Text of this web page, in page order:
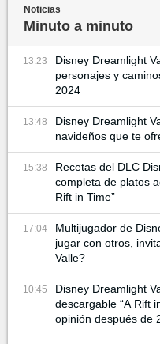
Noticias
Minuto a minuto
13:23
Disney Dreamlight
personajes y
2024
13:48
Disney Dreamlight
navideños que te
15:38
Recetas del DLC
completa de platos
Rift in Time”
17:04
Multijugador de
jugar con otros,
Valle?
10:45
Disney Dreamlight
descargable “A Rift
opinión después de